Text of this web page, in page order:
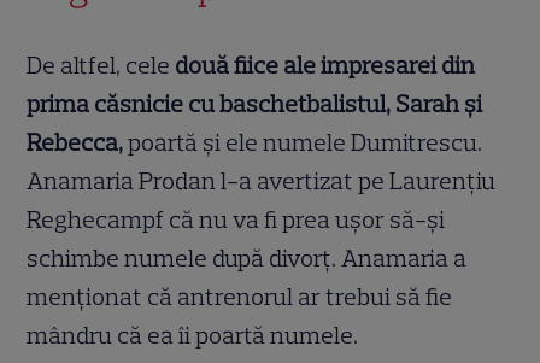
De altfel, cele două fiice ale impresarei din
prima căsnicie cu baschetbalistul, Sarah și
Rebecca,poartă și ele numele Dumitrescu.
Anamaria Prodan l-a avertizat pe Laurențiu
Reghecampf că nu va fi prea ușor să-și
schimbe numele după divorț. Anamaria a
menționat că antrenorul ar trebui să fie
mândru că ea îi poartă numele.